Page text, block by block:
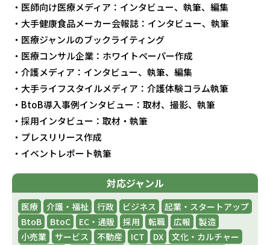
・医師向け医療メディア：インタビュー、執筆、編集
・大手健康食品メーカー会報誌：インタビュー、執筆
・医療ジャンルのブックライティング
・医療コンサル企業：ホワイトペーパー作成
・介護メディア：インタビュー、執筆、編集
・大手ライフスタイルメディア：介護体験コラム執筆
・BtoB導入事例インタビュー：取材、撮影、執筆
・採用インタビュー：取材・執筆
・プレスリリース作成
・イベントレポート執筆
対応ジャンル
医療 介護・福祉 行政 ビジネス
起業・スタートアップ
BtoB
BtoC EC・通販 採用 転職 広報
製造
小売業
サービス 不動産 ICT DX
文化・カルチャー